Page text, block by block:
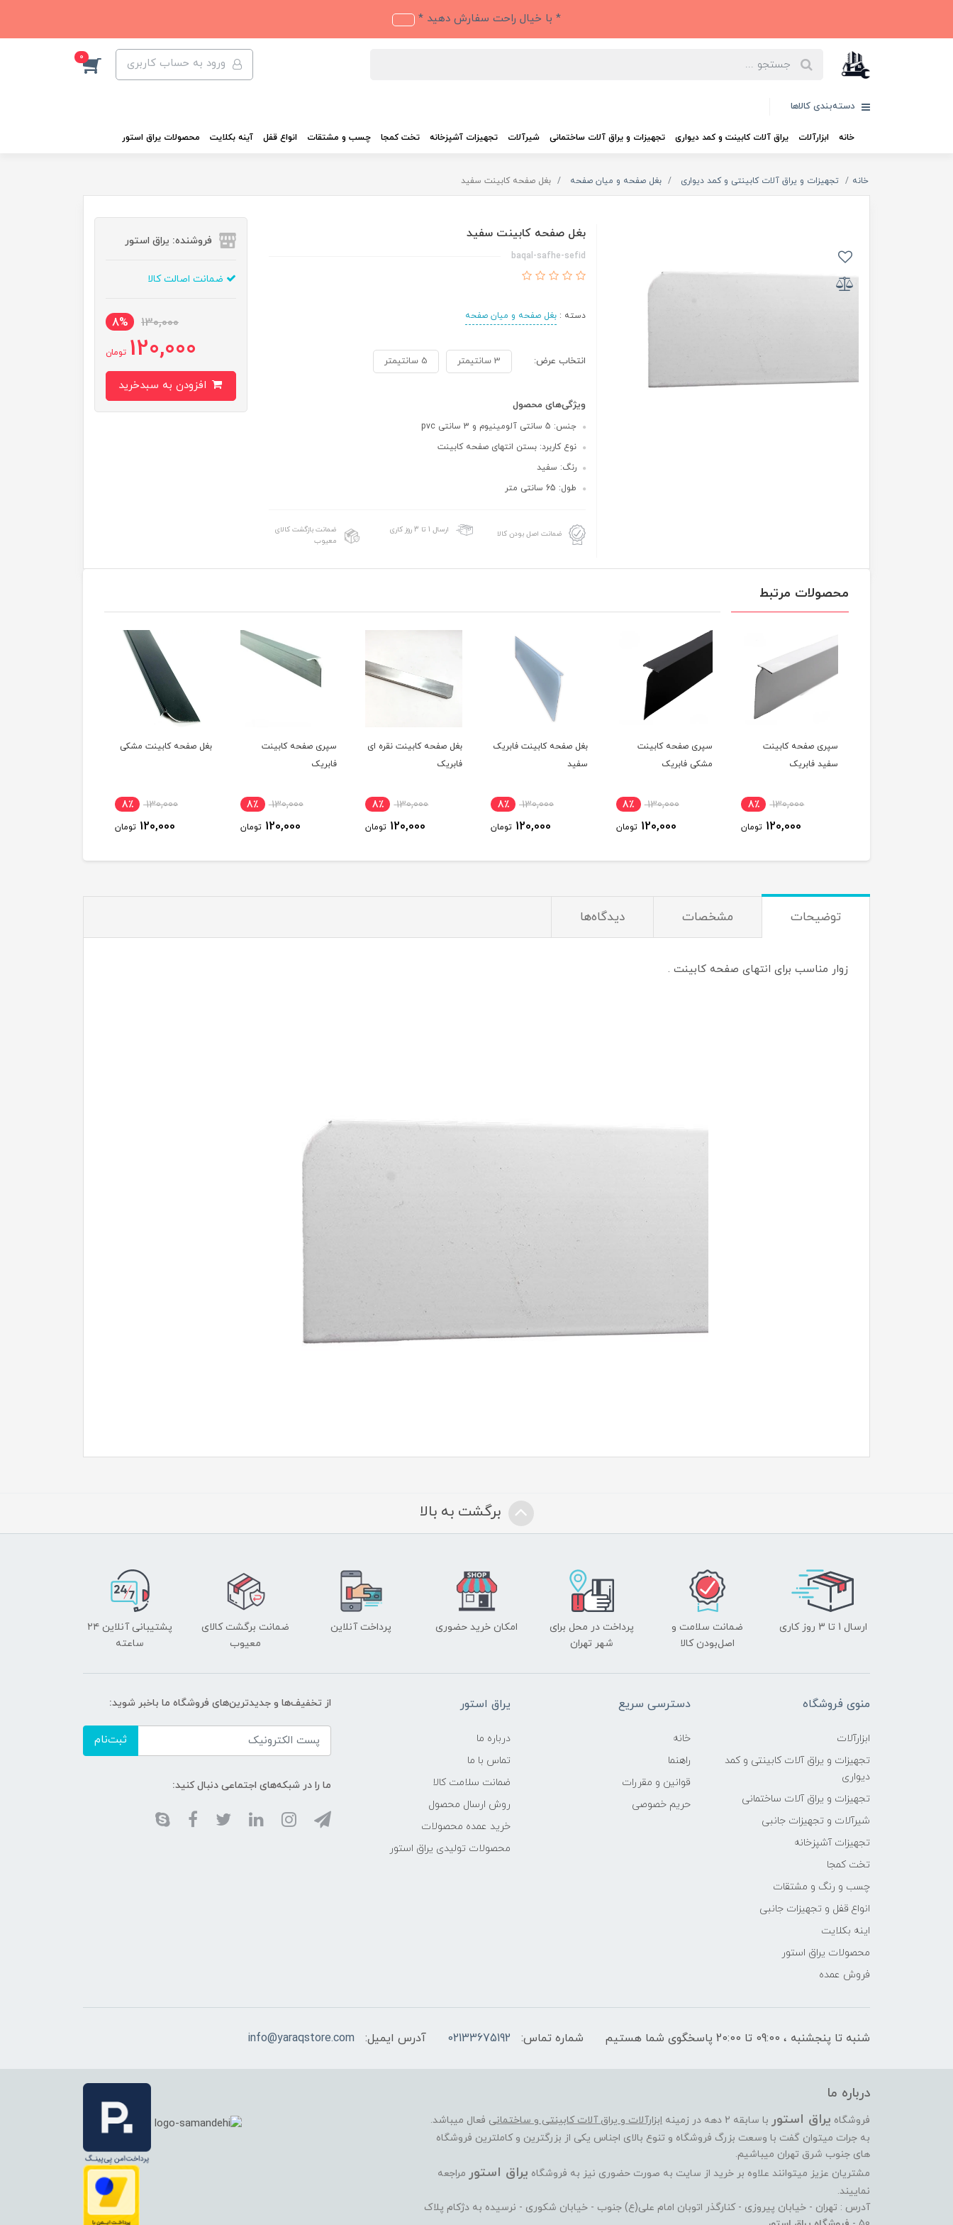
* با خیال راحت سفارش دهید *
ورود به حساب کاربری 0
دسته‌بندی کالاها
خانه ابزارآلات یراق آلات کابینت و کمد دیواری تجهیزات و یراق آلات ساختمانی شیرآلات تجهیزات آشپزخانه تخت کمجا چسب و مشتقات انواع قفل آینه بکلایت محصولات یراق استور
خانه تجهیزات و یراق آلات کابینتی و کمد دیواری بغل صفحه و میان صفحه بغل صفحه کابینت سفید
بغل صفحه کابینت سفید
baqal-safhe-sefid
دسته :بغل صفحه و میان صفحه
انتخاب عرض: 3 سانتیمتر 5 سانتیمتر
ویژگی‌های محصول
جنس: 5 سانتی آلومینیوم و 3 سانتی pvc
نوع کاربرد: بستن انتهای صفحه کابینت
رنگ: سفید
طول: 65 سانتی متر
ضمانت اصل بودن کالا ارسال 1 تا 3 روز کاری
ضمانت بازگشت کالای
معیوب
فروشنده: یراق استور
ضمانت اصالت کالا
130,000
8%
120,000 تومان
محصولات مرتبط
سپری صفحه کابینت
سفید فابریک
130,000 8٪
120,000 تومان
سپری صفحه کابینت
مشکی فابریک
130,000 8٪
120,000 تومان
بغل صفحه کابینت فابریک
سفید
130,000 8٪
120,000 تومان
بغل صفحه کابینت نقره ای
فابریک
130,000 8٪
120,000 تومان
سپری صفحه کابینت
فابریک
130,000 8٪
120,000 تومان
بغل صفحه کابینت مشکی
130,000 8٪
120,000 تومان
توضیحات مشخصات دیدگاه‌ها
زوار مناسب برای انتهای صفحه کابینت .
برگشت به بالا
ارسال 1 تا 3 روز کاری
ضمانت سلامت و
اصل‌بودن کالا
پرداخت در محل برای
شهر تهران
امکان خرید حضوری پرداخت آنلاین
ضمانت برگشت کالای
معیوب
پشتیبانی آنلاین ۲۴
ساعته
منوی فروشگاه
ابزارآلات
تجهیزات و یراق آلات کابینتی و کمد
دیواری
تجهیزات و یراق آلات ساختمانی
شیرآلات و تجهیزات جانبی
تجهیزات آشپزخانه
تخت کمجا
چسب و رنگ و مشتقات
انواع قفل و تجهیزات جانبی
اینه بکلایت
محصولات یراق استور
فروش عمده
دسترسی سریع
خانه
راهنما
قوانین و مقررات
حریم خصوصی
یراق استور
درباره ما
تماس با ما
ضمانت سلامت کالا
روش ارسال محصول
خرید عمده محصولات
محصولات تولیدی یراق استور
از تخفیف‌ها و جدیدترین‌های فروشگاه ما باخبر شوید:
ثبت‌نام
ما را در شبکه‌های اجتماعی دنبال کنید:
شنبه تا پنجشنبه ، 09:00 تا 20:00 پاسخگوی شما هستیم شماره تماس: 02133675192 آدرس ایمیل: info@yaraqstore.com
درباره ما
فروشگاه یراق استور با سابقه 2 دهه در زمینه ابزارآلات و یراق آلات کابینتی و ساختمانی فعال میباشد.
به جرات میتوان گفت با وسعت بزرگ فروشگاه و تنوع بالای اجناس یکی از بزرگترین و کاملترین فروشگاه
های جنوب شرق تهران میباشیم.
مشتریان عزیز میتوانند علاوه بر خرید از سایت به صورت حضوری نیز به فروشگاه یراق استور مراجعه
نماییند.
آدرس : تهران - خیابان پیروزی - کنارگذر اتوبان امام علی(ع) جنوب - خیابان شکوری - نرسیده به دژکام پلاک